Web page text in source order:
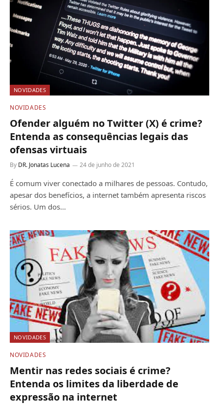
NOVIDADES
NOVIDADES
Ofender alguém no Twitter (X) é crime?
Entenda as consequências legais das
ofensas virtuais
By DR. Jonatas Lucena 24 de junho de 2021
É comum viver conectado a milhares de pessoas. Contudo,
apesar dos benefícios, a internet também apresenta riscos
sérios. Um dos…
NOVIDADES
NOVIDADES
Mentir nas redes sociais é crime?
Entenda os limites da liberdade de
expressão na internet